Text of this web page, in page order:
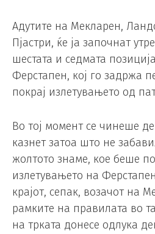
Адутите на Мекларен,
Пјастри, ќе ја започнат
шестата и седмата
Ферстапен, кој го задржа
покрај излетувањето од
Во тој момент се чинеше
казнет затоа што не
жолтото знаме, кое беше
излетувањето на
крајот, сепак, возачот на
рамките на правилата во
на трката донесе одлука